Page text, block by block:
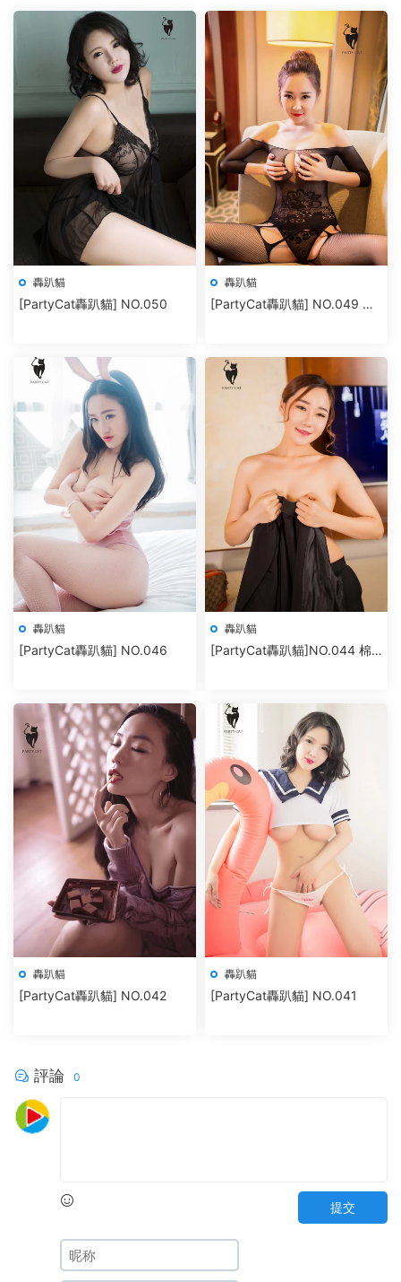
轟趴貓
[PartyCat轟趴貓] NO.050
轟趴貓
[PartyCat轟趴貓] NO.049 棉
轟趴貓
[PartyCat轟趴貓] NO.046
轟趴貓
[PartyCat轟趴貓]NO.044 棉
轟趴貓
[PartyCat轟趴貓] NO.042
轟趴貓
[PartyCat轟趴貓] NO.041
評論 0
提交